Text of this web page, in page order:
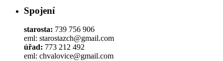
Spojení
starosta: 739 756 906
eml: starostazch@gmail.com
úřad: 773 212 492
eml: chvalovice@gmail.com